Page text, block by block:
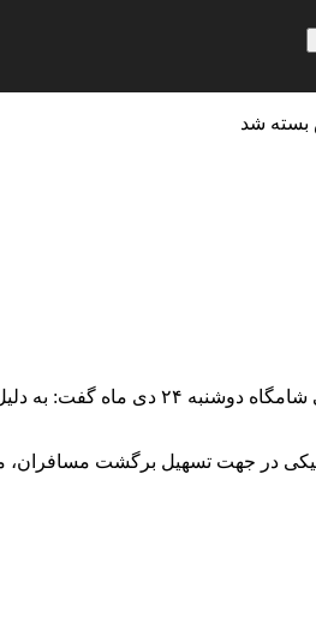
بسته شد
در جهت تسهیل برگشت